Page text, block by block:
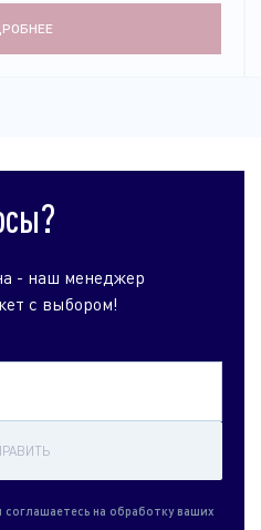
- наш менеджер
с выбором!
на обработку ваших